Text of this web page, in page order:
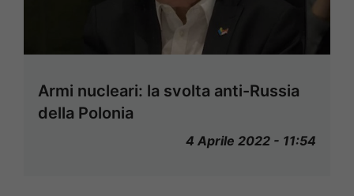
Armi nucleari: la svolta anti-Russia
della Polonia
4 Aprile 2022 - 11:54